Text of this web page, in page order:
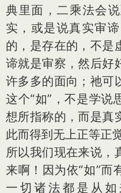
典里面，二乘法会
实，或是说真实审
的，是存在的，不是
谛就是审察，然后好
许多多的面向；祂可
这个“如”，不是学说
想所指称的，而是真
此而得到无上正等正觉
所以我们现在来说，
来啊！因为依“如”而
一切诸法都是从